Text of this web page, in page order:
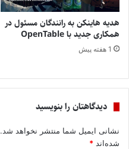
هدیه هاینکن به رانندگان مسئول در
همکاری جدید با OpenTable
1 هفته پیش
دیدگاهتان را بنویسید
نشانی ایمیل شما منتشر نخواهد شد.
شده‌اند *